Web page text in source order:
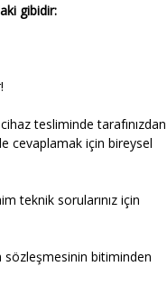
gibidir:
tesliminde tarafınızdan
cevaplamak için bireysel
teknik sorularınız için
sözleşmesinin bitiminden